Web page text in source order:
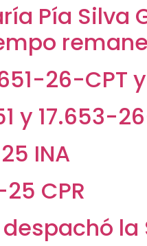
Pía
26-
y 17.653-
INA
CPR
la